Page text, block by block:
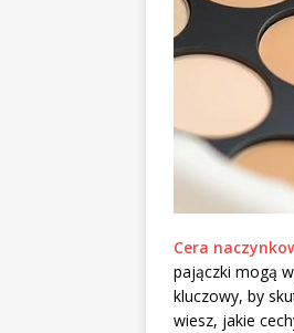
Cera
pajączki mogą
kluczowy, by
wiesz, jakie